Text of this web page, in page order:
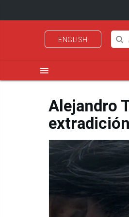
ENGLISH
menu
Alejandro